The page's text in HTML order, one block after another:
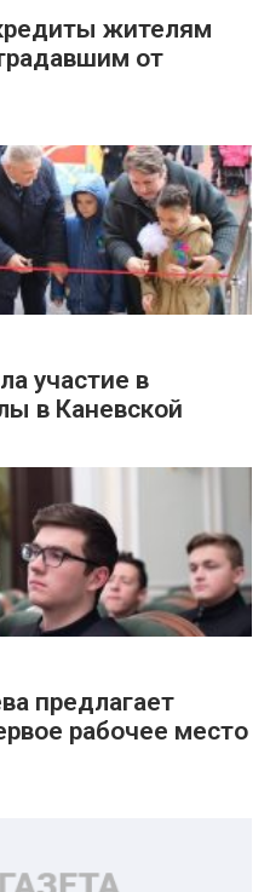
жителям
от
участие в
в Каневской
предлагает
рабочее место